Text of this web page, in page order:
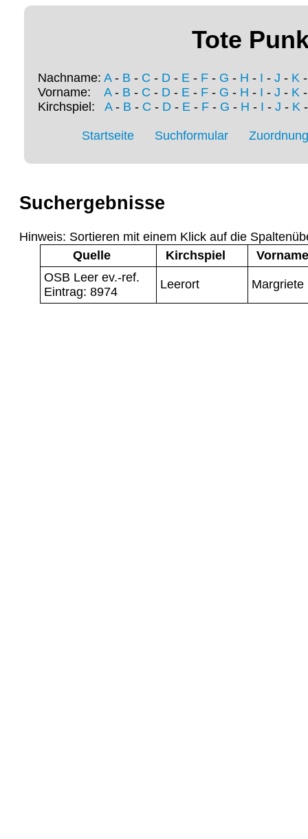
Tote
Nachname: A- B - C - D - E - F - G - H - I - J - K
Vorname: A- B - C - D - E - F - G - H - I - J - K
Kirchspiel: A- B - C - D- E- F- G - H - I - J - K
Startseite Suchformular
Suchergebnisse
Hinweis: Sortieren mit einem Klick auf die
Quelle
Kirchspiel
Vorname
OSB Leer ev.-ref.
Eintrag: 8974
Leerort Margriete